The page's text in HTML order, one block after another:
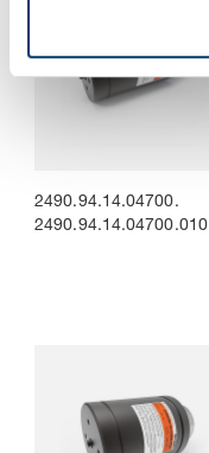
2490.94.14.04700.
2490.94.14.04700.010